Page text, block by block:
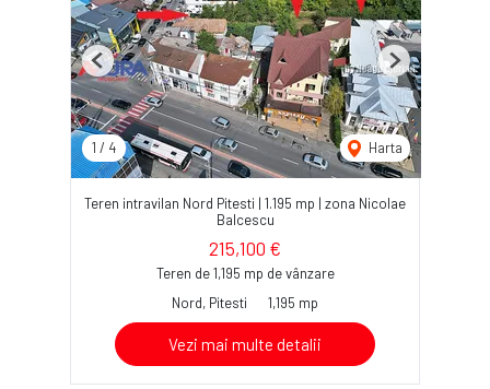
1 / 4 Harta
Previous Next
Teren intravilan Nord Pitesti | 1.195 mp | zona Nicolae
Balcescu
215,100 €
Teren de 1,195 mp de vânzare
Nord, Pitesti
1,195 mp
Vezi mai multe detalii